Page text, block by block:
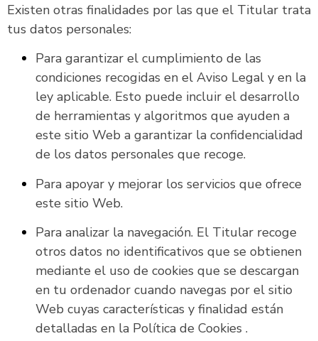
Existen otras finalidades por las que el Titular trata
tus datos personales:
Para garantizar el cumplimiento de las
condiciones recogidas en el Aviso Legal y en la
ley aplicable. Esto puede incluir el desarrollo
de herramientas y algoritmos que ayuden a
este sitio Web a garantizar la confidencialidad
de los datos personales que recoge.
Para apoyar y mejorar los servicios que ofrece
este sitio Web.
Para analizar la navegación. El Titular recoge
otros datos no identificativos que se obtienen
mediante el uso de cookies que se descargan
en tu ordenador cuando navegas por el sitio
Web cuyas características y finalidad están
detalladas en la Política de Cookies .